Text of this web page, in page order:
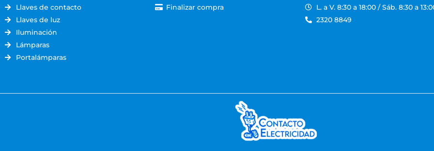
Llaves de contacto
Llaves de luz
Iluminación
Lámparas
Portalámparas
Finalizar compra
L. a V. 8:30 a 18:00 / Sáb. 8:30 a
2320 8849